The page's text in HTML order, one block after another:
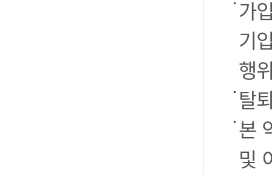
가
기
행
탈
본
및